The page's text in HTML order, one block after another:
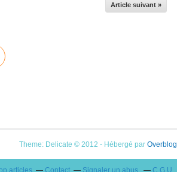
Article suivant »
Theme: Delicate © 2012 - Hébergé par Overblog
articles Contact Signaler un abus C.G.U.